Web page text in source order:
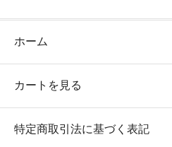
ホーム
カートを見る
特定商取引法に基づく表記